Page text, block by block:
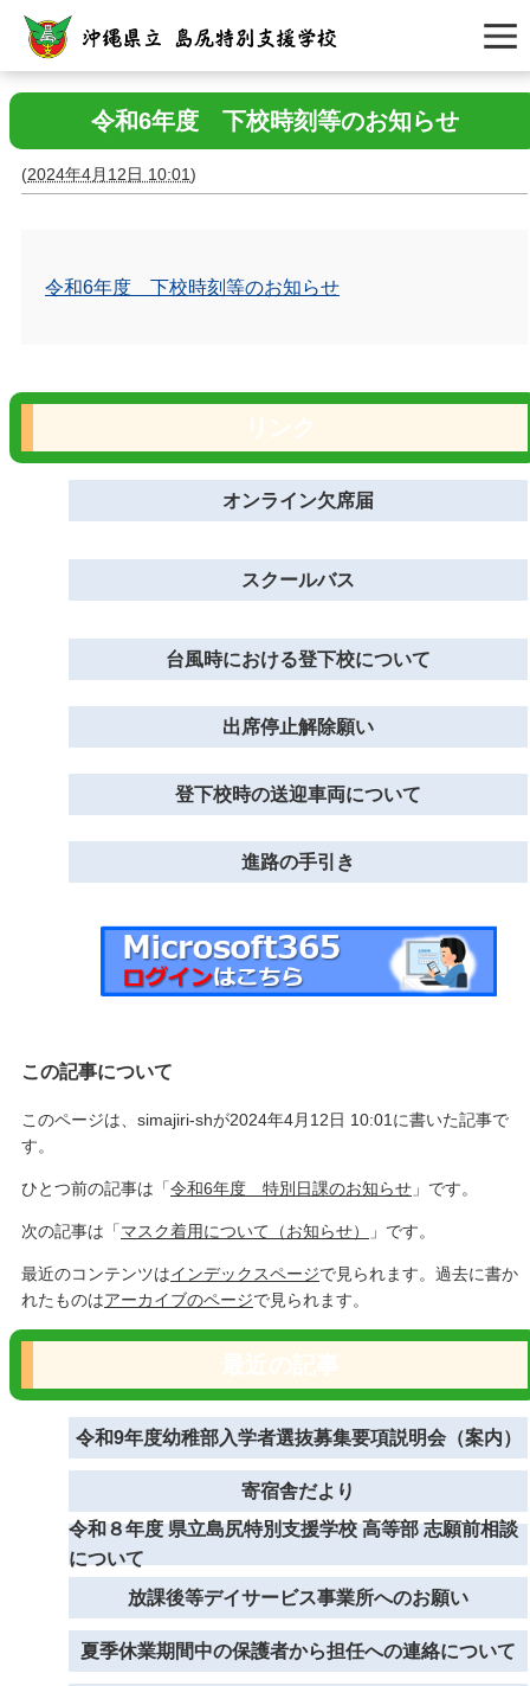
令和6年度 下校時刻等のお知らせ
(2024年4月12日 10:01)
令和6年度 下校時刻等のお知らせ
オンライン欠席届
スクールバス
台風時における登下校について
出席停止解除願い
登下校時の送迎車両について
進路の手引き
この記事について
このページは、simajiri-shが2024年4月12日 10:01に書いた記事で
す。
ひとつ前の記事は「令和6年度 特別日課のお知らせ 」です。
次の記事は「マスク着用について（お知らせ） 」です。
最近のコンテンツはインデックスページで見られます。過去に書か
れたものはアーカイブのページで見られます。
令和9年度幼稚部入学者選抜募集要項説明会（案内）
寄宿舎だより
令和８年度 県立島尻特別支援学校 高等部 志願前相談
について
放課後等デイサービス事業所へのお願い
夏季休業期間中の保護者から担任への連絡について